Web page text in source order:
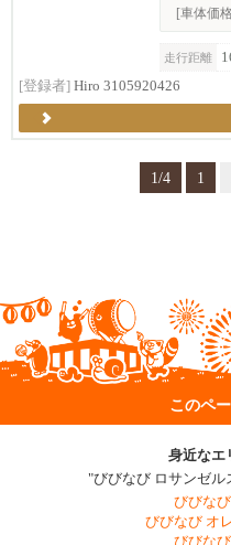
[車体価
走行距離
[登録者] Hiro 3105920426
1/4 1
このペ
身近なエ
"びびなび ロサンゼル
びびな
びびなび オ
びびな